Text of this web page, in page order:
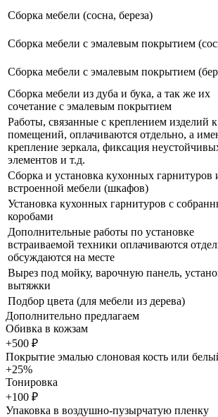
Сборка мебели (сосна, береза)
Сборка мебели с эмалевым покрытием
Сборка мебели с эмалевым покрытием
Сборка мебели из дуба и бука, а так же их
сочетание с эмалевым покрытием
Работы, связанные с креплением изделий
помещений, оплачиваются отдельно, а
крепление зеркала, фиксация
элементов и т.д.
Сборка и установка кухонных гарнитуров
встроенной мебели (шкафов)
Установка кухонных гарнитуров с
коробами
Дополнительные работы по установке
встраиваемой техники оплачиваются
обсуждаются на месте
Вырез под мойку, варочную панель,
вытяжки
Подбор цвета (для мебели из дерева)
Дополнительно предлагаем
Обивка в кожзам
+500 ₽
Покрытие эмалью слоновая кость или
+25%
Тонировка
+100 ₽
Упаковка в воздушно-пузырчатую пленку